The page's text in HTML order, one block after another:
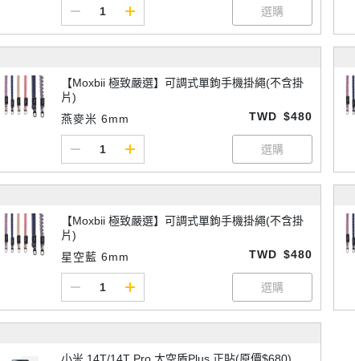
【Moxbii 極致嚴選】可調式單鉤手機掛繩(不含掛
片)
燕麥米 6mm
TWD $480
【Moxbii 極致嚴選】可調式單鉤手機掛繩(不含掛
片)
星空藍 6mm
TWD $480